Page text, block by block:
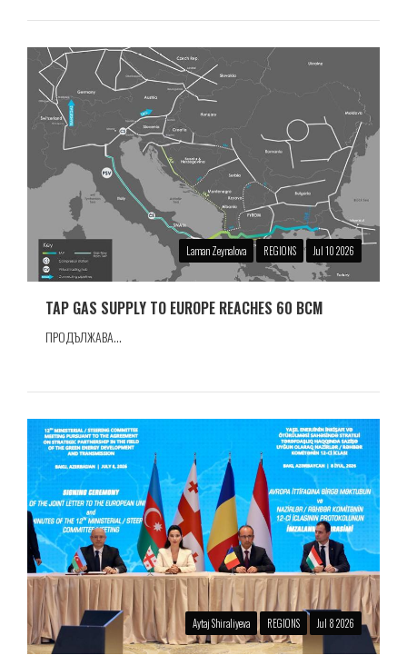
Laman Zeynalova REGIONS Jul 10 2026
TAP GAS SUPPLY TO EUROPE REACHES 60 BCM
ПРОДЪЛЖАВА...
Aytaj Shiraliyeva REGIONS Jul 8 2026